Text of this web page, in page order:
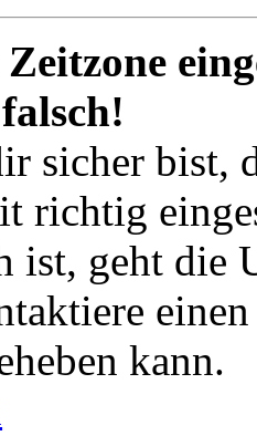
sicher bist,
richtig
ist, geht die
kann.